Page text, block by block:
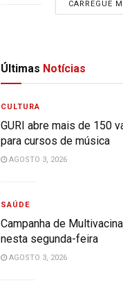
CARREGUE
Últimas Notícias
CULTURA
GURI abre mais de 150
para cursos de música
AGOSTO 3, 2026
SAÚDE
Campanha de
nesta segunda-feira
AGOSTO 3, 2026